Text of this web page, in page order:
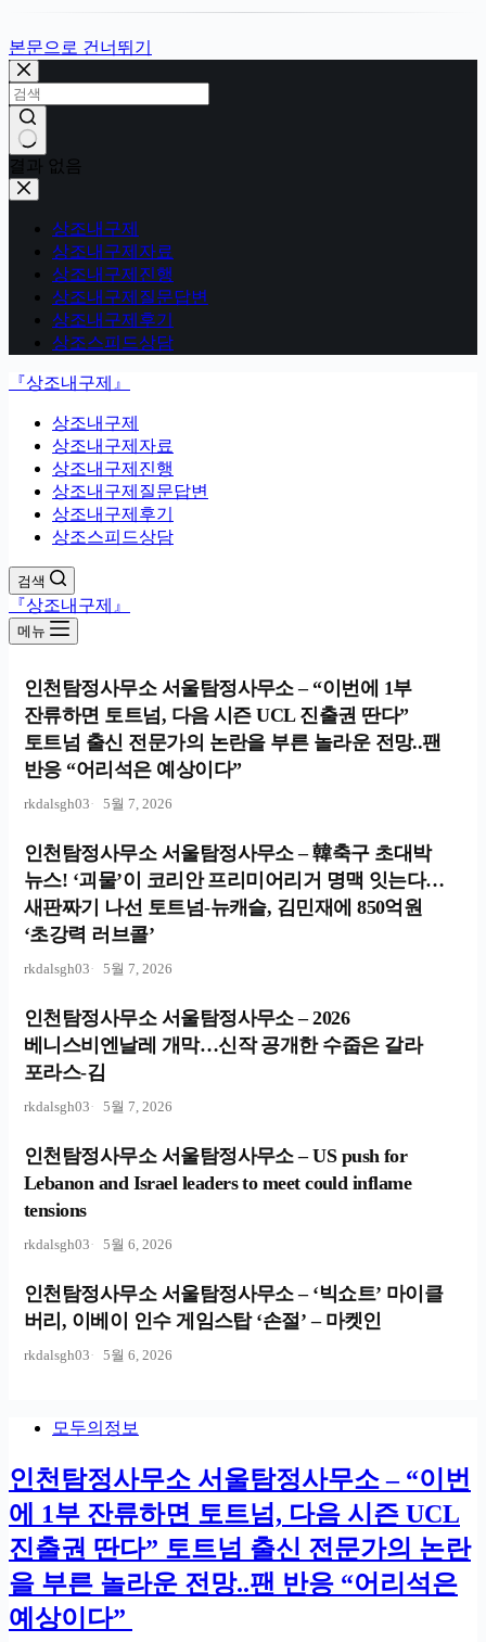
본문으로 건너뛰기
결과 없음
상조내구제
상조내구제자료
상조내구제진행
상조내구제질문답변
상조내구제후기
상조스피드상담
『상조내구제』
상조내구제
상조내구제자료
상조내구제진행
상조내구제질문답변
상조내구제후기
상조스피드상담
검색
『상조내구제』
메뉴
인천탐정사무소 서울탐정사무소 – “이번에 1부
잔류하면 토트넘, 다음 시즌 UCL 진출권 딴다”
토트넘 출신 전문가의 논란을 부른 놀라운 전망..팬
반응 “어리석은 예상이다”
rkdalsgh03 5월 7, 2026
인천탐정사무소 서울탐정사무소 – 韓축구 초대박
뉴스! ‘괴물’이 코리안 프리미어리거 명맥 잇는다…
새판짜기 나선 토트넘-뉴캐슬, 김민재에 850억원
‘초강력 러브콜’
rkdalsgh03 5월 7, 2026
인천탐정사무소 서울탐정사무소 – 2026
베니스비엔날레 개막…신작 공개한 수줍은 갈라
포라스-김
rkdalsgh03 5월 7, 2026
인천탐정사무소 서울탐정사무소 – US push for
Lebanon and Israel leaders to meet could inflame
tensions
rkdalsgh03 5월 6, 2026
인천탐정사무소 서울탐정사무소 – ‘빅쇼트’ 마이클
버리, 이베이 인수 게임스탑 ‘손절’ – 마켓인
rkdalsgh03 5월 6, 2026
모두의정보
인천탐정사무소 서울탐정사무소 – “이번
에 1부 잔류하면 토트넘, 다음 시즌 UCL
진출권 딴다” 토트넘 출신 전문가의 논란
을 부른 놀라운 전망..팬 반응 “어리석은
예상이다”